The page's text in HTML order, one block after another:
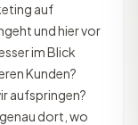
auf
und hier vor
im Blick
Kunden?
aufspringen?
dort, wo